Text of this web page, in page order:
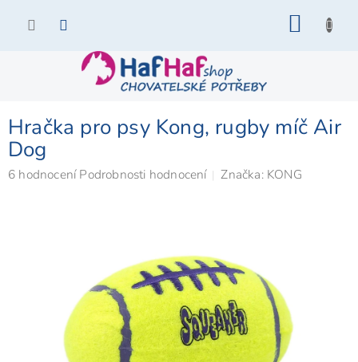
Hračka pro psy Kong, rugby míč Air
Dog
Průměrné
6 hodnocení Podrobnosti hodnocení Značka: KONG